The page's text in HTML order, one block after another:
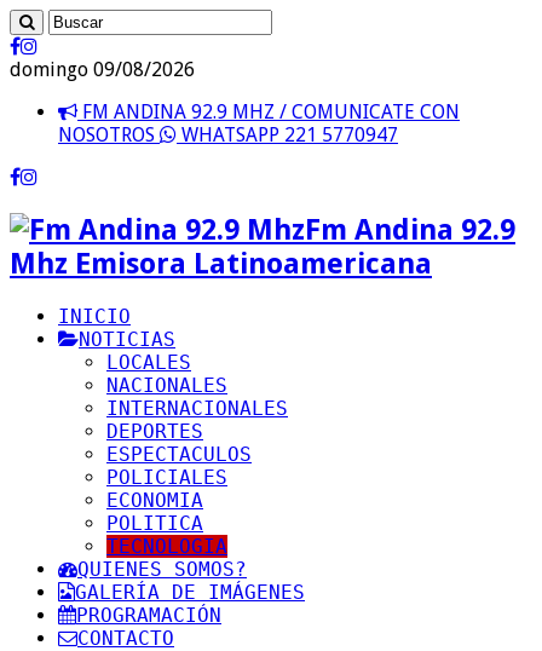
domingo 09/08/2026
FM ANDINA 92.9 MHZ / COMUNICATE CON
NOSOTROS
WHATSAPP 221 5770947
Fm Andina 92.9
Mhz Emisora Latinoamericana
INICIO
NOTICIAS
LOCALES
NACIONALES
INTERNACIONALES
DEPORTES
ESPECTACULOS
POLICIALES
ECONOMIA
POLITICA
TECNOLOGIA
QUIENES SOMOS?
GALERÍA DE IMÁGENES
PROGRAMACIÓN
CONTACTO